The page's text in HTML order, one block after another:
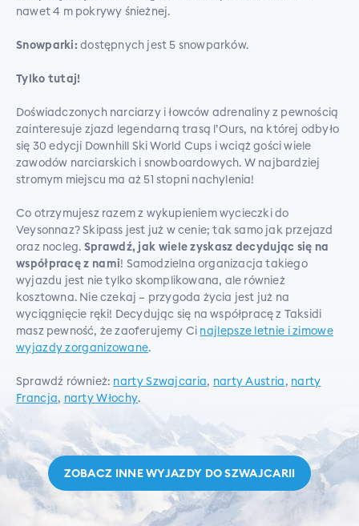
nawet 4 m pokrywy śnieżnej.
Snowparki: dostępnych jest 5 snowparków.
Tylko tutaj!
Doświadczonych narciarzy i łowców adrenaliny z pewnością
zainteresuje zjazd legendarną trasą l’Ours, na której odbyło
się 30 edycji Downhill Ski World Cups i wciąż gości wiele
zawodów narciarskich i snowboardowych. W najbardziej
stromym miejscu ma aż 51 stopni nachylenia!
Co otrzymujesz razem z wykupieniem wycieczki do
Veysonnaz? Skipass jest już w cenie; tak samo jak przejazd
oraz nocleg. Sprawdź, jak wiele zyskasz decydując się na
współpracę z nami! Samodzielna organizacja takiego
wyjazdu jest nie tylko skomplikowana, ale również
kosztowna. Nie czekaj – przygoda życia jest już na
wyciągnięcie ręki! Decydując się na współpracę z Taksidi
masz pewność, że zaoferujemy Ci najlepsze letnie i zimowe
wyjazdy zorganizowane.
Sprawdź również: narty Szwajcaria, narty Austria , narty
Francja, narty Włochy.
ZOBACZ INNE WYJAZDY DOSZWAJCARII